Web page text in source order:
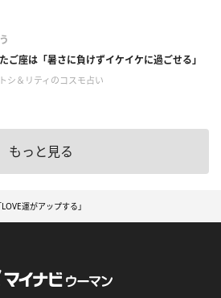
ご座は「暑さに負けずイケイケに過ごせる」
シ＆リティのコスモ占い
もっと見る
運がアップする」